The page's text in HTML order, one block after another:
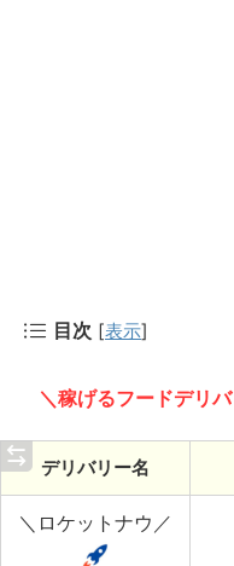
目次 [表示]
＼稼げるフードデリ
デリバリー名
＼ロケットナウ／